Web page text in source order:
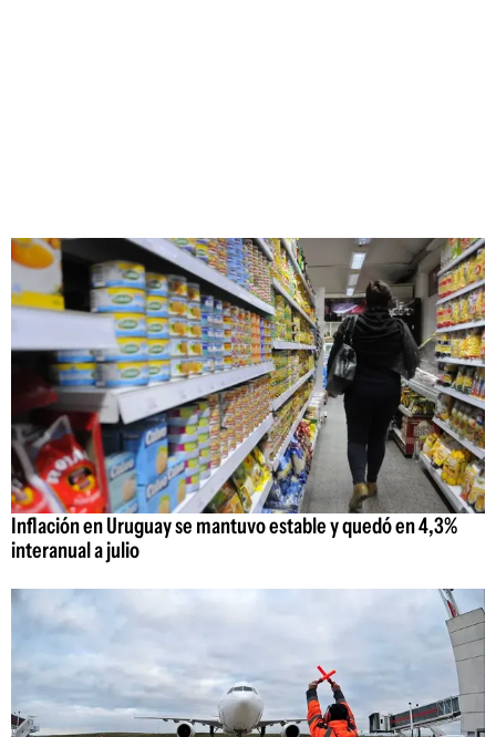
Inflación en Uruguay se mantuvo estable y quedó en 4,3%
interanual a julio